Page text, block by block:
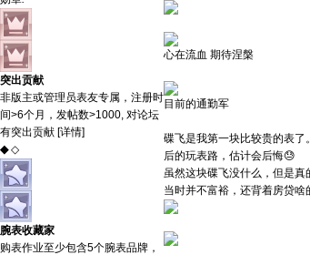
突出贡献
非版主或管理员表友专属，注册时
间>6个月，发帖数>1000, 对论坛
有突出贡献 [详情]
◆ ◇
腕表收藏家
购表作业至少包含5个腕表品牌，
心在流血 期待涅槃
目前的通勤军
碟飞是我第一块比较贵的表
后的玩表路，估计会后悔😓
虽然这块碟飞没什么，但是
当时并不富裕，还背着房贷